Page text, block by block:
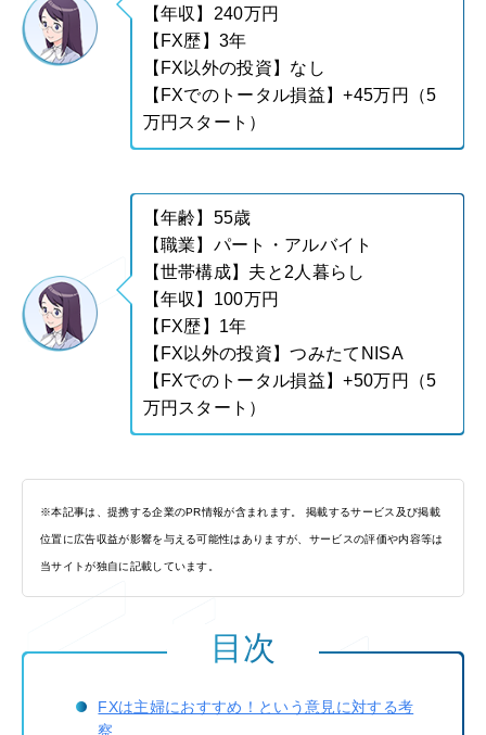
【年収】240万円
【FX歴】3年
【FX以外の投資】なし
【FXでのトータル損益】+45万円（5
万円スタート）
【年齢】55歳
【職業】パート・アルバイト
【世帯構成】夫と2人暮らし
【年収】100万円
【FX歴】1年
【FX以外の投資】つみたてNISA
【FXでのトータル損益】+50万円（5
万円スタート）
※本記事は、提携する企業のPR情報が含まれます。 掲載するサービス及び掲載
位置に広告収益が影響を与える可能性はありますが、サービスの評価や内容等は
当サイトが独自に記載しています。
目次
FXは主婦におすすめ！という意見に対する考